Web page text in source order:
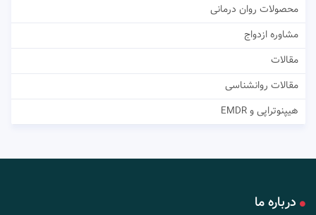
محصولات روان درمانی
مشاوره ازدواج
مقالات
مقالات روانشناسی
هیپنوتراپی و EMDR
درباره ما